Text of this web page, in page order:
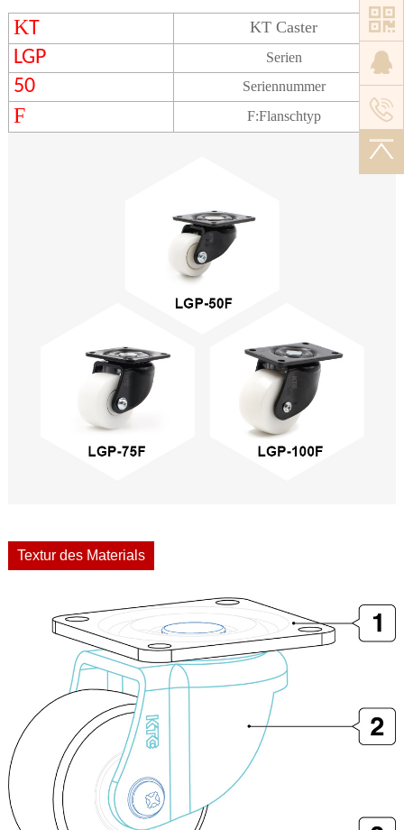
KT KT Caster
LGP Serien
50 Seriennummer
F F:Flanschtyp
Textur des Materials